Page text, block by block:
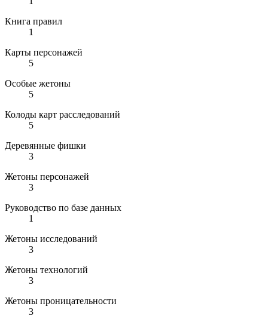
Книга правил
1
Карты персонажей
5
Особые жетоны
5
Колоды карт расследований
5
Деревянные фишки
3
Жетоны персонажей
3
Руководство по базе данных
1
Жетоны исследований
3
Жетоны технологий
3
Жетоны проницательности
3